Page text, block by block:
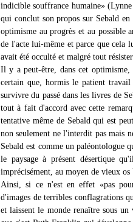
indicible souffrance humaine»
qui conclut son propos sur Sebald
optimisme au progrès et au possible
de l'acte lui-même et parce que cela
avait été occulté et malgré tout
Il y a peut-être, dans cet optimisme,
certain que, hormis le patient
survivre du passé dans les livres de
tout à fait d'accord avec cette
tentative même de Sebald qui est
non seulement ne l'interdit pas mais
Sebald est comme un paléontologue
le paysage à présent désertique
imprécisément, au moyen de vieux
Ainsi, si ce n'est en effet «pas
d'images de terribles conflagrations
et laissent le monde renaître sous